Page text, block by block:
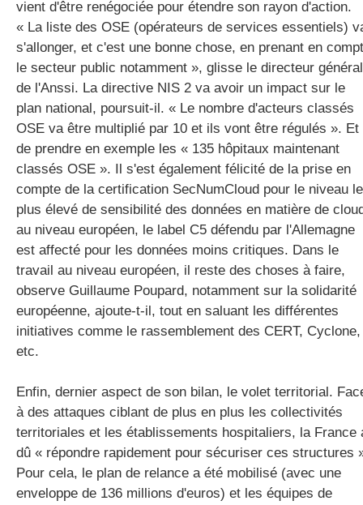
vient d'être renégociée pour étendre son rayon d'action.
« La liste des OSE (opérateurs de services essentiels)
s'allonger, et c'est une bonne chose, en prenant en
le secteur public notamment », glisse le directeur général
de l'Anssi. La directive NIS 2 va avoir un impact sur le
plan national, poursuit-il. « Le nombre d'acteurs classés
OSE va être multiplié par 10 et ils vont être régulés ». Et
de prendre en exemple les « 135 hôpitaux maintenant
classés OSE ». Il s'est également félicité de la prise en
compte de la certification SecNumCloud pour le niveau le
plus élevé de sensibilité des données en matière de
au niveau européen, le label C5 défendu par l'Allemagne
est affecté pour les données moins critiques. Dans le
travail au niveau européen, il reste des choses à faire,
observe Guillaume Poupard, notamment sur la solidarité
européenne, ajoute-t-il, tout en saluant les différentes
initiatives comme le rassemblement des CERT, Cyclone,
etc.
Enfin, dernier aspect de son bilan, le volet territorial.
à des attaques ciblant de plus en plus les collectivités
territoriales et les établissements hospitaliers, la France
dû « répondre rapidement pour sécuriser ces structures
Pour cela, le plan de relance a été mobilisé (avec une
enveloppe de 136 millions d'euros) et les équipes de